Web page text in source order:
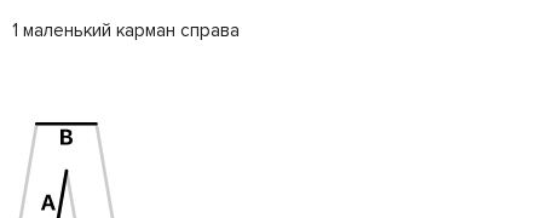
1 маленький карман справа